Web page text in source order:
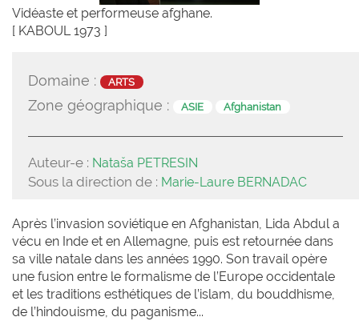
Vidéaste et performeuse afghane.
[ KABOUL 1973 ]
Domaine : ARTS
Zone géographique : ASIE Afghanistan
Auteur-e : Nataša PETRESIN
Sous la direction de : Marie-Laure BERNADAC
Après l’invasion soviétique en Afghanistan, Lida Abdul a
vécu en Inde et en Allemagne, puis est retournée dans
sa ville natale dans les années 1990. Son travail opère
une fusion entre le formalisme de l’Europe occidentale
et les traditions esthétiques de l’islam, du bouddhisme,
de l’hindouisme, du paganisme...